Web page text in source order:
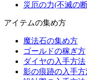
災厄の力(不滅の
アイテムの集め方
魔法石の集め方
ゴールドの稼ぎ方
ダイヤの入手方法
影の痕跡の入手方